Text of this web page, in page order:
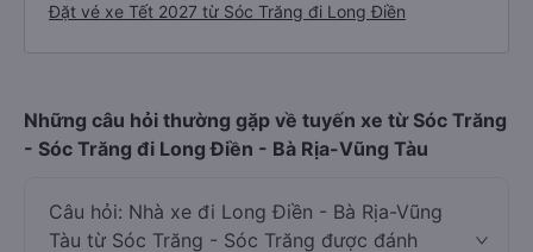
Đặt vé xe Tết 2027 từ Sóc Trăng đi Long Điền
Những câu hỏi thường gặp về tuyến xe từ Sóc Trăng
- Sóc Trăng đi Long Điền - Bà Rịa-Vũng Tàu
Câu hỏi: Nhà xe đi Long Điền - Bà Rịa-Vũng
Tàu từ Sóc Trăng - Sóc Trăng được đánh